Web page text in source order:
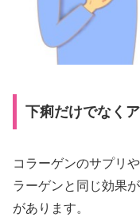
下痢だけでなく
コラーゲンのサプリ
ラーゲンと同じ効果
があります。